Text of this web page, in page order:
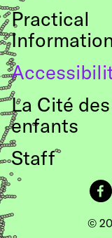
Practical
La Cité des
enfants
Staff
©